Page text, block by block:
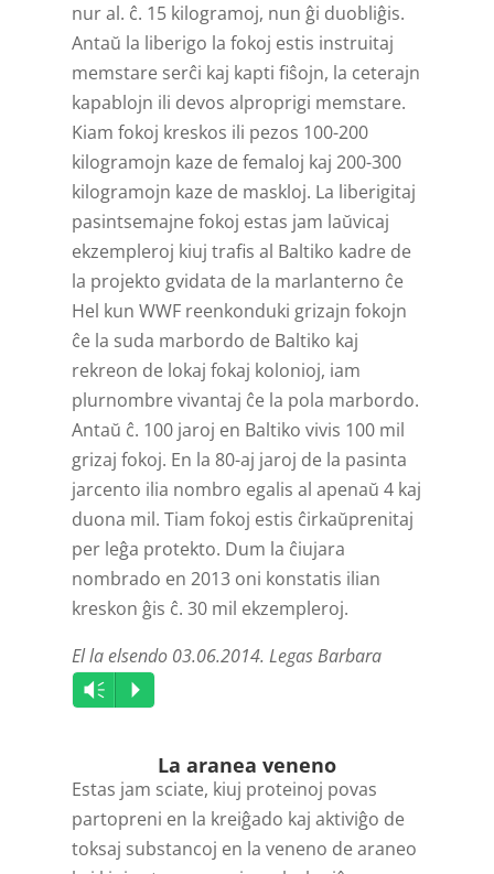
nur al. ĉ. 15 kilogramoj, nun ĝi duobliĝis.
Antaŭ la liberigo la fokoj estis instruitaj
memstare serĉi kaj kapti fiŝojn, la ceterajn
kapablojn ili devos alproprigi memstare.
Kiam fokoj kreskos ili pezos 100-200
kilogramojn kaze de femaloj kaj 200-300
kilogramojn kaze de maskloj. La liberigitaj
pasint­semajne fokoj estas jam laŭvicaj
ekzempleroj kiuj trafis al Baltiko kadre de
la projekto gvidata de la marlanterno ĉe
Hel kun WWF reenkonduki grizajn fokojn
ĉe la suda marbordo de Baltiko kaj
rekreon de lokaj fokaj kolonioj, iam
plurnombre vivantaj ĉe la pola marbordo.
Antaŭ ĉ. 100 jaroj en Baltiko vivis 100 mil
grizaj fokoj. En la 80-aj jaroj de la pasinta
jarcento ilia nombro egalis al apenaŭ 4 kaj
duona mil. Tiam fokoj estis ĉirkaŭpren­itaj
per leĝa protekto. Dum la ĉiujara
nombrado en 2013 oni konstatis ilian
kreskon ĝis ĉ. 30 mil ekzempleroj.
El la elsendo 03.06.2014. Legas Barbara
Audio
Player
Vm P
La aranea veneno
Estas jam sciate, kiuj proteinoj povas
partopreni en la kreiĝado kaj aktiviĝo de
toksaj substancoj en la veneno de araneo